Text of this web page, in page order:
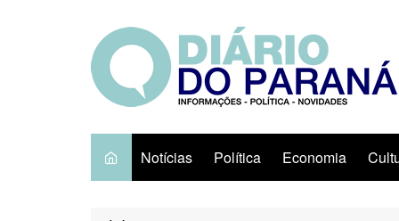
Notícias Política Economia